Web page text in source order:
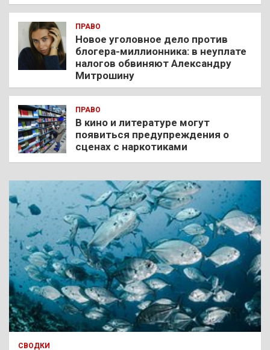
ПРАВО
Новое уголовное дело против
блогера-миллионника: в неуплате
налогов обвиняют Александру
Митрошину
ПРАВО
В кино и литературе могут
появиться предупреждения о
сценах с наркотиками
СВОДКИ